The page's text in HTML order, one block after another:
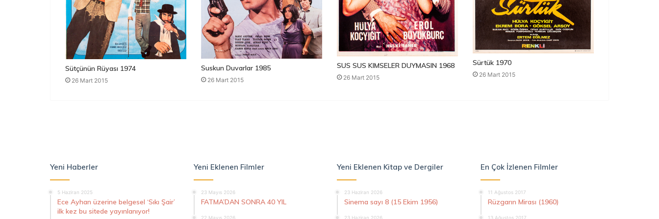
Sütçünün Rüyası 1974
26 Mart 2015
Suskun Duvarlar 1985
26 Mart 2015
SUS SUS KIMSELER DUYMASIN 1968
26 Mart 2015
Sürtük 1970
26 Mart 2015
Yeni Haberler
5 Haziran 2025
Ece Ayhan üzerine belgesel ‘Sıkı Şair’
ilk kez bu sitede yayınlanıyor!
Yeni Eklenen Filmler
23 Mayıs 2026
FATMA’DAN SONRA 40 YIL
22 Mayıs 2026
Yeni Eklenen Kitap ve Dergiler
23 Haziran 2026
Sinema sayı 8 (15 Ekim 1956)
23 Haziran 2026
En Çok İzlenen Filmler
11 Ağustos 2017
Rüzgarın Mirası (1960)
13 Ağustos 2017